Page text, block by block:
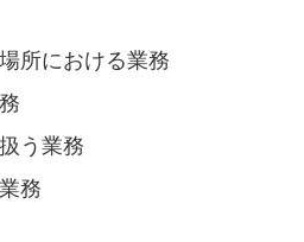
所における業務
う業務
務